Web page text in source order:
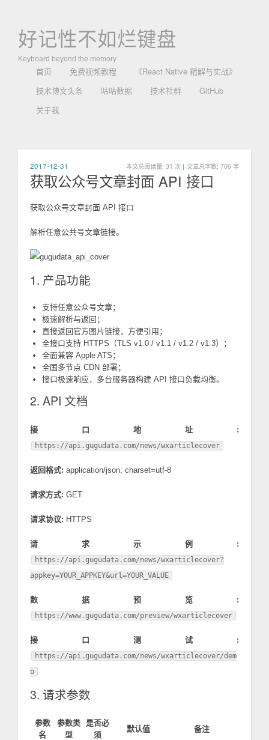
好记性不如烂键盘
Keyboard beyond the memory
首页 免费视频教程
《React Native 精解与实战》
技术博文头条
咕咕数据 技术社群
GitHub
关于我
2017-12-31 本文总阅读量: 31 次 | 文章总字数: 706 字
获取公众号文章封面 API 接口
获取公众号文章封面 API 接口
解析任意公共号文章链接。
1. 产品功能
支持任意公众号文章；
极速解析与返回；
直接返回官方图片链接，方便引用；
全接口支持 HTTPS（TLS v1.0 / v1.1 / v1.2 / v1.3）；
全面兼容 Apple ATS；
全国多节点 CDN 部署；
接口极速响应，多台服务器构建 API 接口负载均衡。
2. API 文档
接口地址:
https://api.gugudata.com/news/wxarticlecover
返回格式: application/json; charset=utf-8
请求方式: GET
请求协议: HTTPS
请求示例:
https://api.gugudata.com/news/wxarticlecover?
appkey=YOUR_APPKEY&url=YOUR_VALUE
数据预览:
https://www.gugudata.com/preview/wxarticlecover
接口测试:
https://api.gugudata.com/news/wxarticlecover/dem
o
3. 请求参数
参数
名
参数类
型
是否必
须
默认值 备注